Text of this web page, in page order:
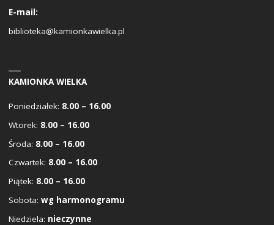
E-mail:
biblioteka@kamionkawielka.pl
KAMIONKA WIELKA
Poniedziałek: 8.00 – 16.00
Wtorek: 8.00 – 16.00
Środa: 8.00 – 16.00
Czwartek: 8.00 – 16.00
Piątek: 8.00 – 16.00
Sobota: wg harmonogramu
Niedziela: nieczynne